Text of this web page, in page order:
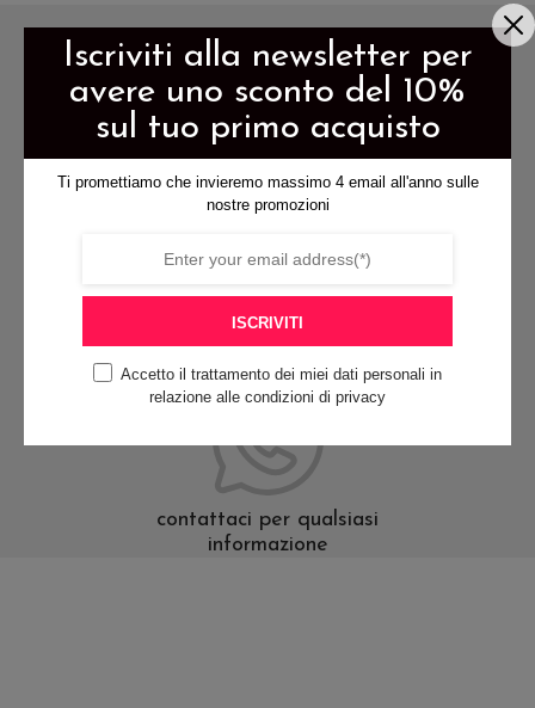
opzioni
possono
essere
nella
opzioni
possono
essere
nella
pagina
del
spedizione gratis per ordini di
pagamenti sicuri
contattaci per qualsiasi
informazione
Iscriviti alla newsletter per
avere uno sconto del 10%
sul tuo primo acquisto
Ti promettiamo che invieremo massimo 4 email all'anno sulle
nostre promozioni
ISCRIVITI
Accetto il trattamento dei miei dati personali in
relazione alle condizioni di privacy